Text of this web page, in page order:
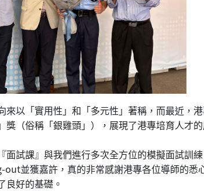
來以「實用性」和「多元性」著稱，而最近，
獎（俗稱「銀雞頭」），展現了港專培育人才的
面試課』與我們進行多次全方位的模擬面試訓
並獲嘉許，真的非常感謝港專各位導師的
良好的基礎。